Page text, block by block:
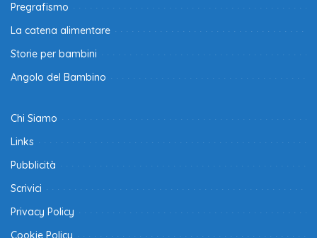
Pregrafismo
La catena alimentare
Storie per bambini
Angolo del Bambino
Chi Siamo
Links
Pubblicità
Scrivici
Privacy Policy